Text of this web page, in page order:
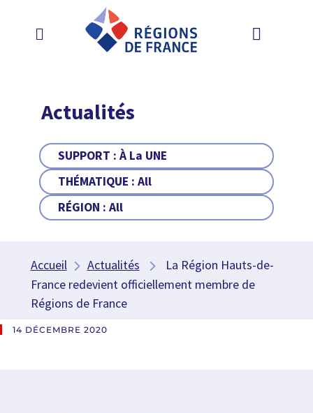
Actualités
SUPPORT :À La UNE
THÉMATIQUE :All
RÉGION :All
Accueil Actualités
La Région Hauts-de-
France redevient officiellement membre de
Régions de France
14 DÉCEMBRE 2020